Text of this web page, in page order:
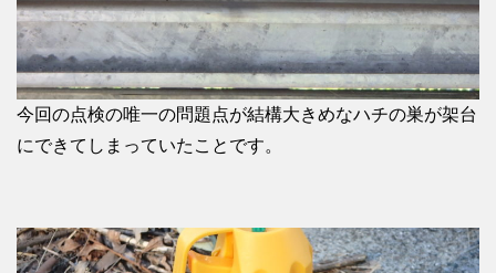
今回の点検の唯一の問題点が結構大きめなハチの巣が架台
にできてしまっていたことです。